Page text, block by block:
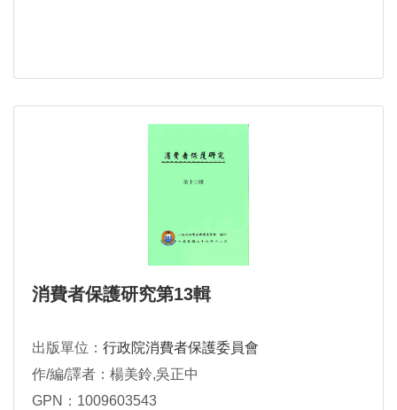
消費者保護研究第13輯
出版單位： 行政院消費者保護委員會
作/編/譯者：楊美鈴,吳正中
GPN：1009603543